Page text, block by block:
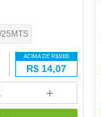
25MTS
ACIMA DE R$1000
R$ 14,07
＋